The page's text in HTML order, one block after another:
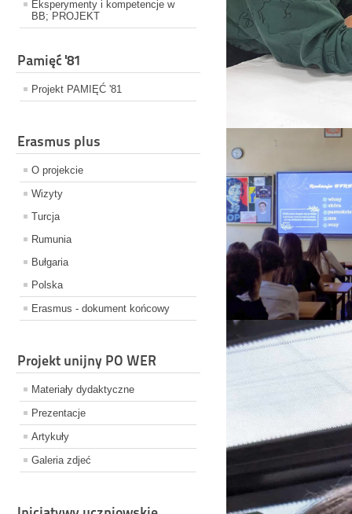
Eksperymenty i kompetencje w
BB; PROJEKT
Pamięć '81
Projekt PAMIĘĆ '81
Erasmus plus
O projekcie
Wizyty
Turcja
Rumunia
Bułgaria
Polska
Erasmus - dokument końcowy
Projekt unijny PO WER
Materiały dydaktyczne
Prezentacje
Artykuły
Galeria zdjeć